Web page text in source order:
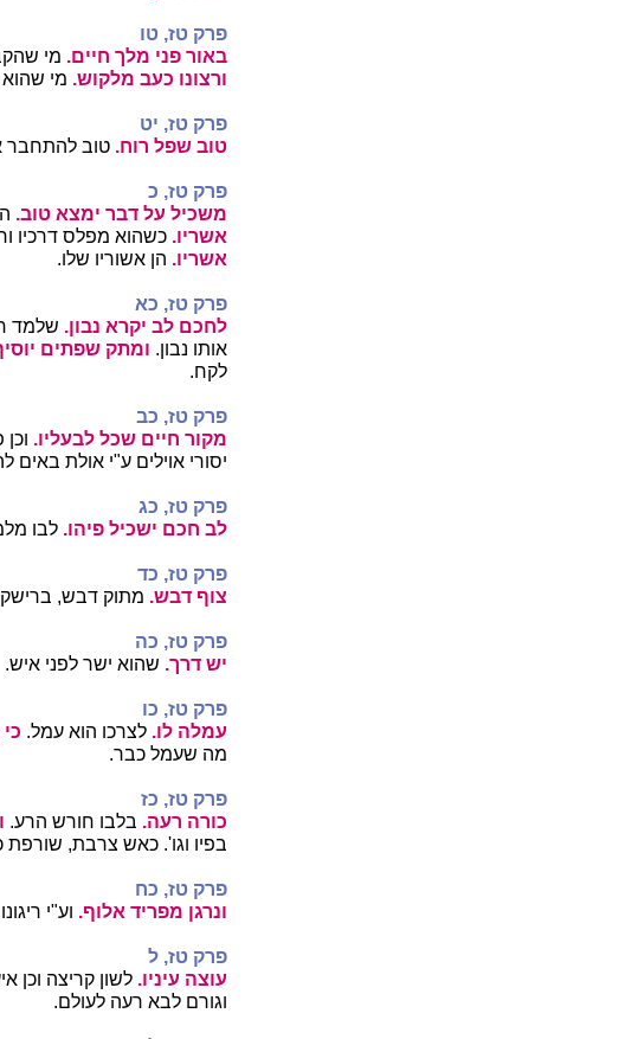
פרק טז, טו
באור פני מלך חיים. מי
ורצונו כעב מלקוש. מי
פרק טז, יט
טוב שפל רוח. טוב להתחבר
פרק טז, כ
משכיל על דבר ימצא טוב.
אשריו. כשהוא מפלס דרכיו
אשריו. הן אשוריו שלו.
פרק טז, כא
לחכם לב יקרא נבון. שלמד
אותו נבון. ומתק שפתים
לקח.
פרק טז, כב
מקור חיים שכל לבעליו.
יסורי אוילים ע"י אולת באים
פרק טז, כג
לב חכם ישכיל פיהו. לבו
פרק טז, כד
צוף דבש. מתוק דבש,
פרק טז, כה
יש דרך. שהוא ישר לפני איש.
פרק טז, כו
עמלה לו. לצרכו הוא עמל.
מה שעמל כבר.
פרק טז, כז
כורה רעה. בלבו חורש הרע.
בפיו וגו'. כאש צרבת, שורפת
פרק טז, כח
ונרגן מפריד אלוף. וע"י
פרק טז, ל
עוצה עיניו. לשון קריצה וכן
וגורם לבא רעה לעולם.